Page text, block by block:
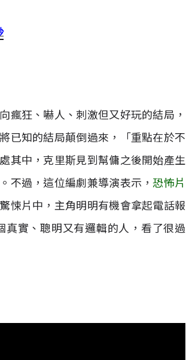
瘋狂、嚇人、刺激但又好玩的結局，
已知的結局顛倒過來，「重點在於不
其中，克里斯見到幫傭之後開始產生
不過，這位編劇兼導演表示，恐怖片
悚片中，主角明明有機會拿起電話報
實、聰明又有邏輯的人，看了很過